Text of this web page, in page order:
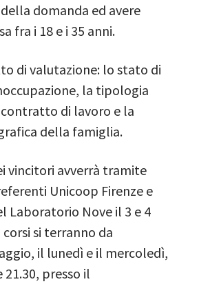
domanda ed avere
fra i 18 e i 35 anni.
di valutazione: lo stato di
la tipologia
di lavoro e la
della famiglia.
vincitori avverrà tramite
Unicoop Firenze e
Laboratorio Nove il 3 e 4
si terranno da
il lunedì e il mercoledì,
presso il